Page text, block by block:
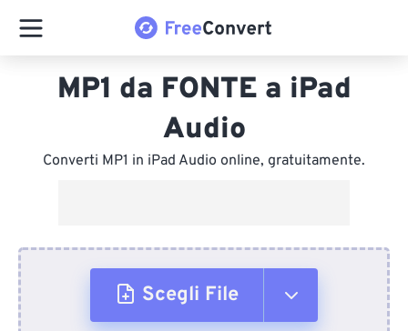
MP1 da FONTE a iPad
Audio
Converti MP1 in iPad Audio online, gratuitamente.
Scegli File